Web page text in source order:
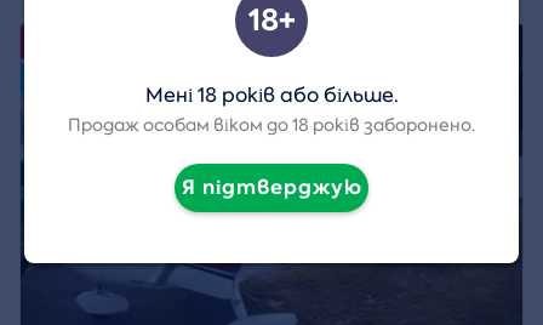
18+
Мені 18 років або більше.
Продаж особам віком до 18 років заборонено.
Я підтверджую